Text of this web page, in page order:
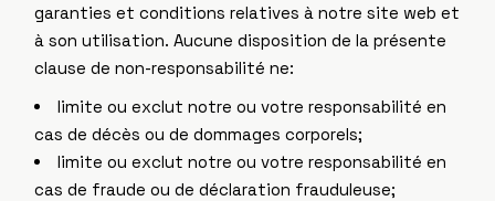
garanties et conditions relatives à notre site web et
à son utilisation. Aucune disposition de la présente
clause de non-responsabilité ne:
limite ou exclut notre ou votre responsabilité en
cas de décès ou de dommages corporels;
limite ou exclut notre ou votre responsabilité en
cas de fraude ou de déclaration frauduleuse;